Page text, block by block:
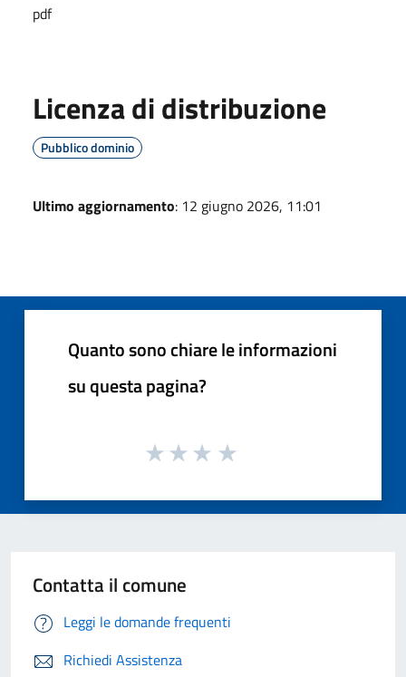
pdf
Licenza di distribuzione
Pubblico dominio
Ultimo aggiornamento: 12 giugno 2026, 11:01
Quanto sono chiare le informazioni
su questa pagina?
Contatta il comune
Leggi le domande frequenti
Richiedi Assistenza